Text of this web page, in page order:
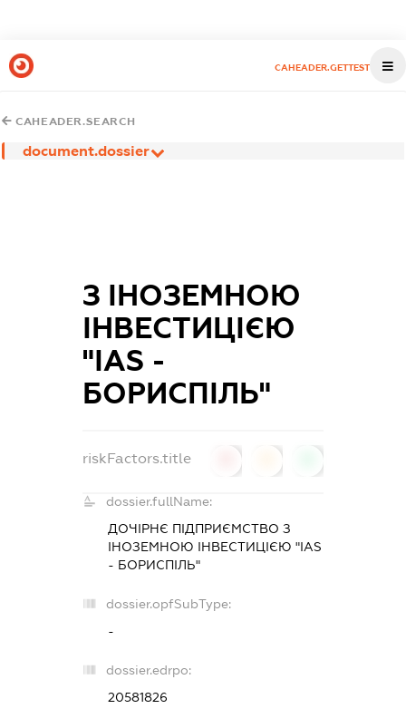
CAHEADER.GETTEST
CAHEADER.SEARCH
document.dossier
З ІНОЗЕМНОЮ
ІНВЕСТИЦІЄЮ
"IAS -
БОРИСПІЛЬ"
riskFactors.title
dossier.fullName:
ДОЧІРНЄ ПІДПРИЄМСТВО З
ІНОЗЕМНОЮ ІНВЕСТИЦІЄЮ "IAS
- БОРИСПІЛЬ"
dossier.opfSubType:
-
dossier.edrpo:
20581826